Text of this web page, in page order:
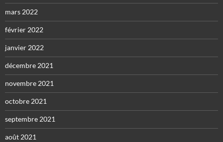
mars 2022
février 2022
janvier 2022
décembre 2021
novembre 2021
octobre 2021
septembre 2021
août 2021